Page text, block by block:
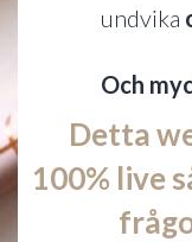
undvika
Och
Detta
100% live